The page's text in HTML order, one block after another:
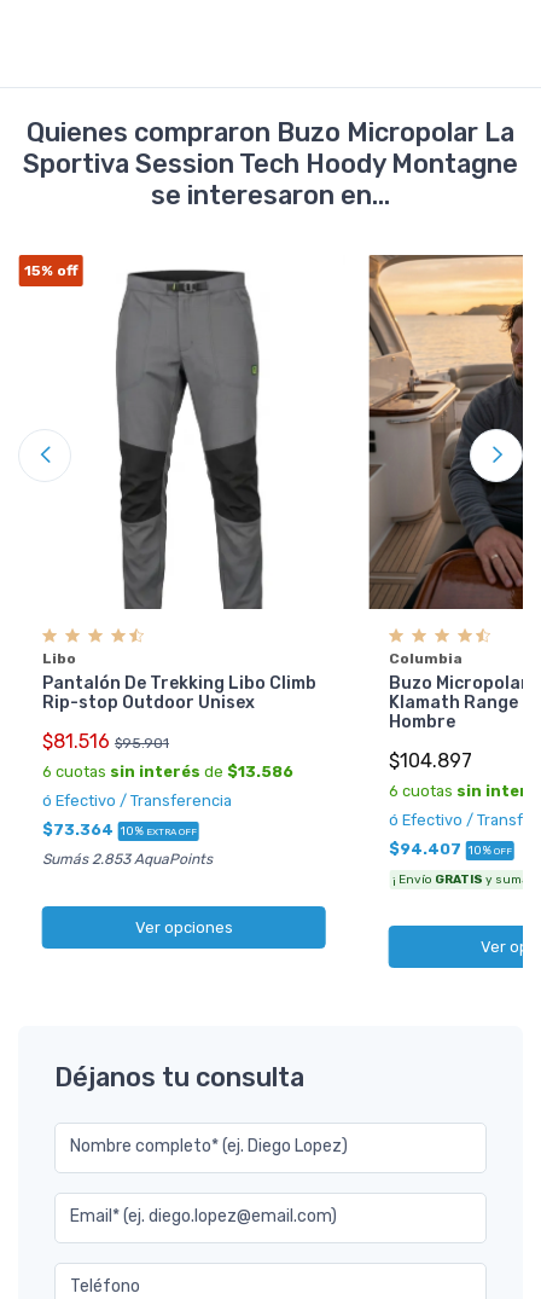
Quienes compraron Buzo Micropolar La
Sportiva Session Tech Hoody Montagne
se interesaron en...
15% off
Libo
Pantalón De Trekking Libo Climb
Rip-stop Outdoor Unisex
$81.516 $95.901
6 cuotas sin interés de $13.586
ó Efectivo / Transferencia
$73.364 10% EXTRA OFF
Sumás 2.853 AquaPoints
Ver opciones
Columbia
Buzo Micropolar
Klamath Range 2
Hombre
$104.897
6 cuotas sin
ó Efectivo /
$94.407 10% OFF
¡ Envío GRATIS y sumás
Ver
Déjanos tu consulta
Nombre completo* (ej. Diego Lopez)
Email* (ej. diego.lopez@email.com)
Teléfono